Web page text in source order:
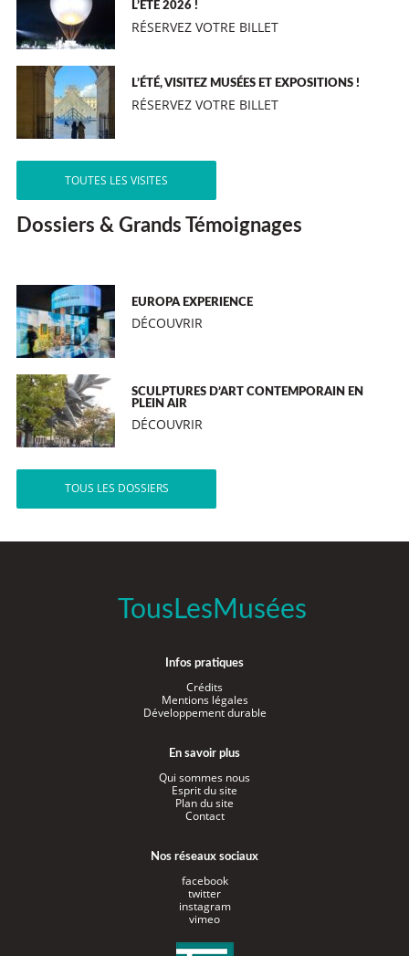
L’ÉTÉ 2026 !
RÉSERVEZ VOTRE BILLET
L’ÉTÉ, VISITEZ MUSÉES ET EXPOSITIONS !
RÉSERVEZ VOTRE BILLET
TOUTES LES VISITES
Dossiers & Grands Témoignages
EUROPA EXPERIENCE
DÉCOUVRIR
SCULPTURES D’ART CONTEMPORAIN EN
PLEIN AIR
DÉCOUVRIR
TOUS LES DOSSIERS
TousLesMusées
Infos pratiques
Crédits
Mentions légales
Développement durable
En savoir plus
Qui sommes nous
Esprit du site
Plan du site
Contact
Nos réseaux sociaux
facebook
twitter
instagram
vimeo